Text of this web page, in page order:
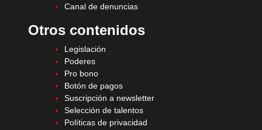
Canal de denuncias
Otros contenidos
Legislación
Poderes
Pro bono
Botón de pagos
Suscripción a newsletter
Selección de talentos
Políticas de privacidad